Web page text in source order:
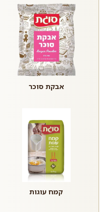
אבקת סוכר
קמח עוגות